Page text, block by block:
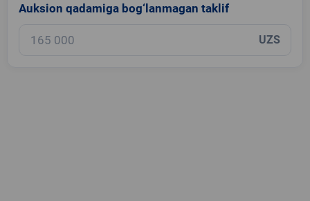
Auksion qadamiga bog‘lanmagan taklif
UZS